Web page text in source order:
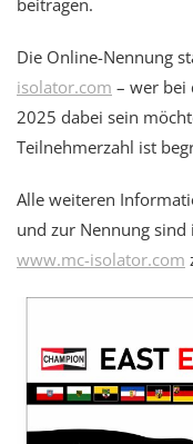
Die Online-Nennung
isolator.com – wer bei
2025 dabei sein
Teilnehmerzahl ist
Alle weiteren
und zur Nennung
www.mc-isolator.com